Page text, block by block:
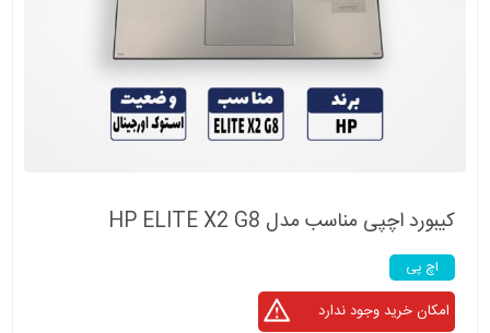
کیبورد اچپی مناسب مدل HP ELITE X2 G8
اچ پی